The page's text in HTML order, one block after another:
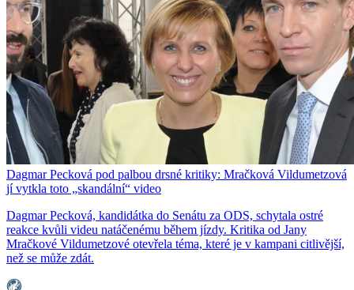
Dagmar Pecková pod palbou drsné kritiky: Mračková Vildumetzová
jí vytkla toto „skandální“ video
Dagmar Pecková, kandidátka do Senátu za ODS, schytala ostré
reakce kvůli videu natáčenému během jízdy. Kritika od Jany
Mračkové Vildumetzové otevřela téma, které je v kampani citlivější,
než se může zdát.